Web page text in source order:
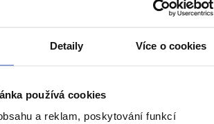
Detaily Více o cookies
používá cookies
a reklam, poskytování funkcí
cíle